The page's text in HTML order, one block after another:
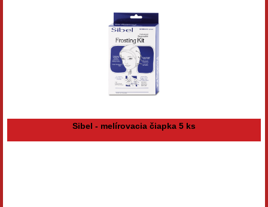
Sibel - melírovacia čiapka 5 ks